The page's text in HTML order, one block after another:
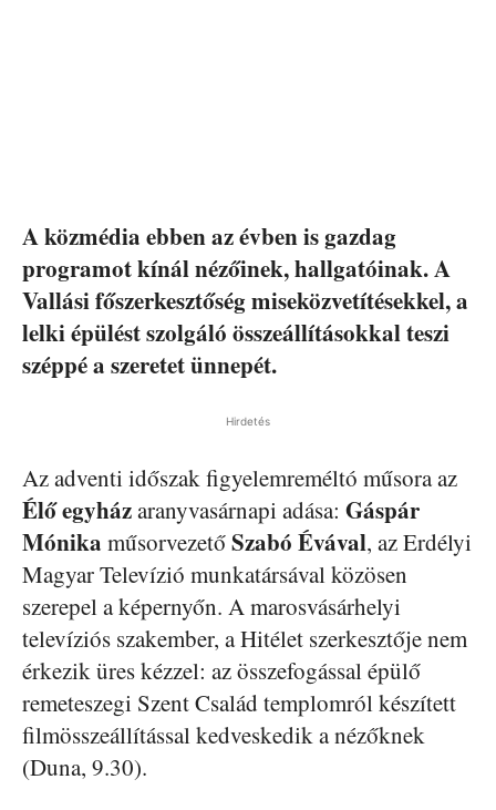
A közmédia ebben az évben is gazdag
programot kínál nézőinek, hallgatóinak. A
Vallási főszerkesztőség miseközvetítésekkel, a
lelki épülést szolgáló összeállításokkal teszi
széppé a szeretet ünnepét.
Hirdetés
Az adventi időszak figyelemreméltó műsora az
Élő egyházaranyvasárnapi adása: Gáspár
Mónika műsorvezetőSzabó Évával, az Erdélyi
Magyar Televízió munkatársával közösen
szerepel a képernyőn. A marosvásárhelyi
televíziós szakember, a Hitélet szerkesztője nem
érkezik üres kézzel: az összefogással épülő
remeteszegi Szent Család templomról készített
filmösszeállítással kedveskedik a nézőknek
(Duna, 9.30).